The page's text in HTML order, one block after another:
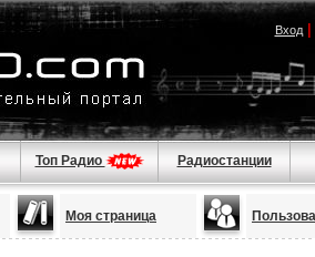
Вход|
Топ Радио Радиостанции
Моя страница